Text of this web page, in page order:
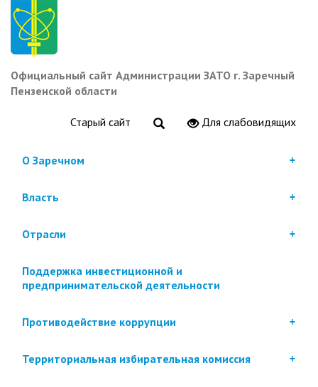
Перейти
основному
содержанию
Официальный сайт Администрации ЗАТО г. Заречный
Пензенской области
Старый сайт Для слабовидящих
О Заречном
Власть
Отрасли
Поддержка инвестиционной и
предпринимательской деятельности
Противодействие коррупции
Территориальная избирательная комиссия